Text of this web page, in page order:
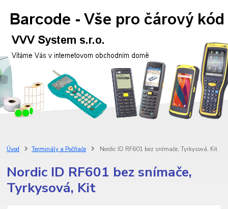
Úvod Terminály a Počítače Nordic ID RF601 bez snímače, Tyrkysová, Kit
Nordic ID RF601 bez snímače,
Tyrkysová, Kit